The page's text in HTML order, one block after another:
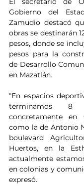
Gobierno del
Zamudio destacó
obras se destinarán
pesos, donde se
pesos para la
de Desarrollo
en Mazatlán.
"En espacios
terminamos 8
concretamente en
como la de Antonio
boulevard
Huertos, en la
actualmente
en colonias y
expresó.